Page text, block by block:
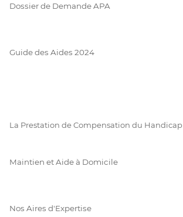
Dossier de Demande APA
Guide des Aides 2024
La Prestation de Compensation du Handicap
Maintien et Aide à Domicile
Nos Aires d'Expertise